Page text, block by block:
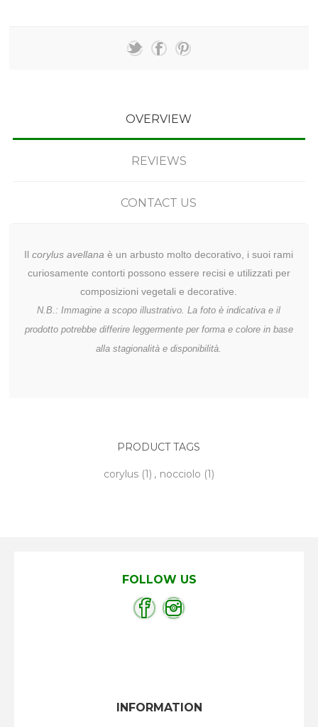
OVERVIEW
REVIEWS
CONTACT US
Ilcorylus avellana è un arbusto molto decorativo, i suoi rami
curiosamente contorti possono essere recisi e utilizzati per
composizioni vegetali e decorative.
N.B.: Immagine a scopo illustrativo. La foto è indicativa e il
prodotto potrebbe differire leggermente per forma e colore in base
alla stagionalità e disponibilità.
PRODUCT TAGS
corylus (1) , nocciolo (1)
FOLLOW US
INFORMATION